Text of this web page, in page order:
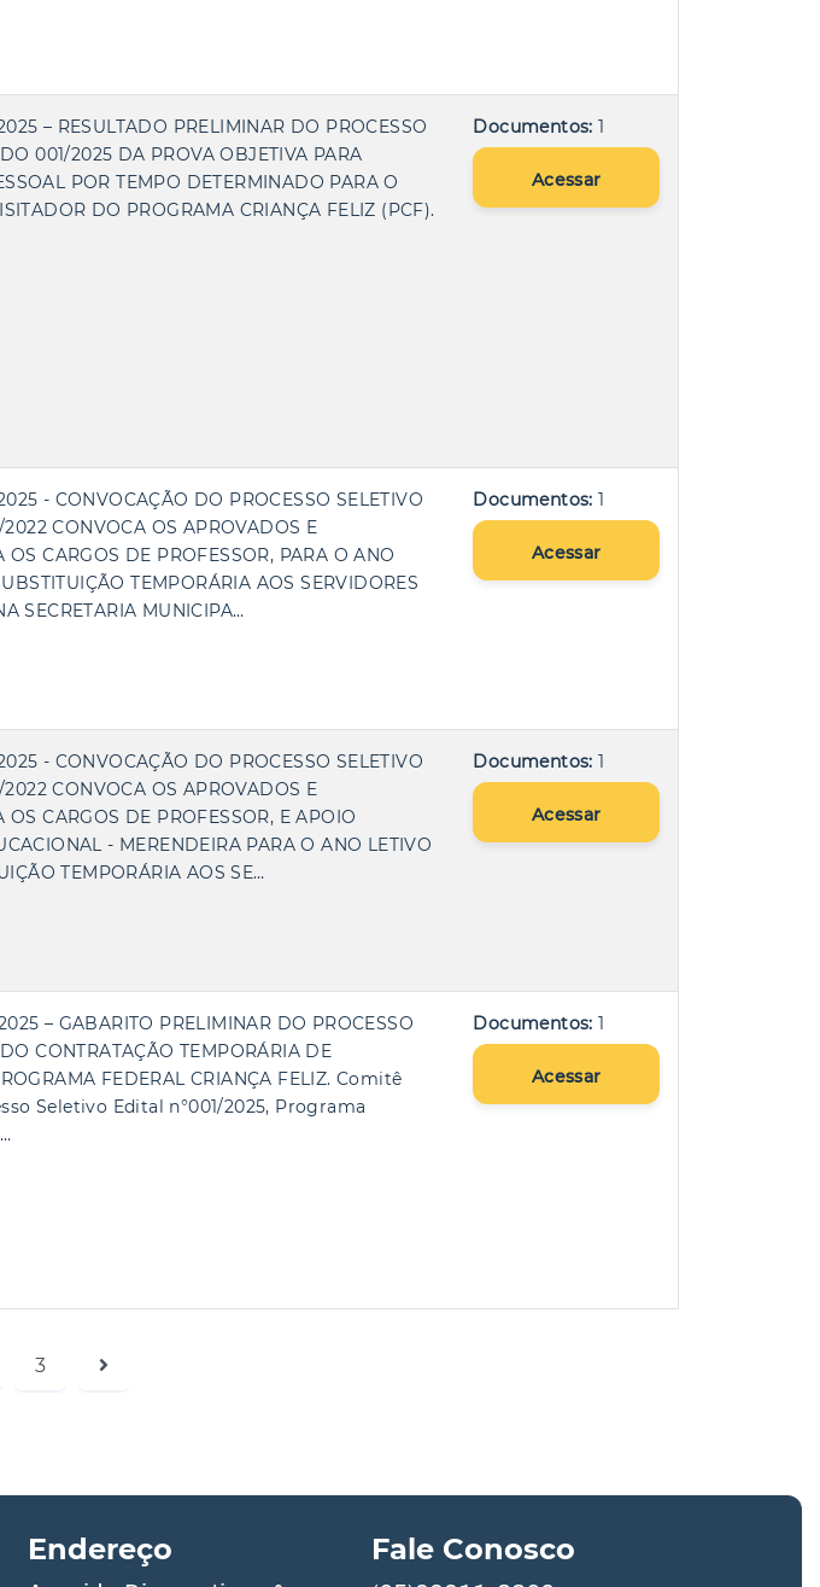
– RESULTADO PRELIMINAR DO PROCESSO
001/2025 DA PROVA OBJETIVA PARA
POR TEMPO DETERMINADO PARA O
DO PROGRAMA CRIANÇA FELIZ (PCF).
Documentos:1
Acessar
- CONVOCAÇÃO DO PROCESSO SELETIVO
CONVOCA OS APROVADOS E
OS CARGOS DE PROFESSOR, PARA O ANO
TEMPORÁRIA AOS SERVIDORES
SECRETARIA MUNICIPA…
Documentos:1
Acessar
- CONVOCAÇÃO DO PROCESSO SELETIVO
CONVOCA OS APROVADOS E
OS CARGOS DE PROFESSOR, E APOIO
- MERENDEIRA PARA O ANO LETIVO
TEMPORÁRIA AOS SE…
Documentos:1
Acessar
– GABARITO PRELIMINAR DO PROCESSO
CONTRATAÇÃO TEMPORÁRIA DE
FEDERAL CRIANÇA FELIZ. Comitê
Seletivo Edital n°001/2025, Programa
Documentos:1
Acessar
3
Endereço Fale Conosco